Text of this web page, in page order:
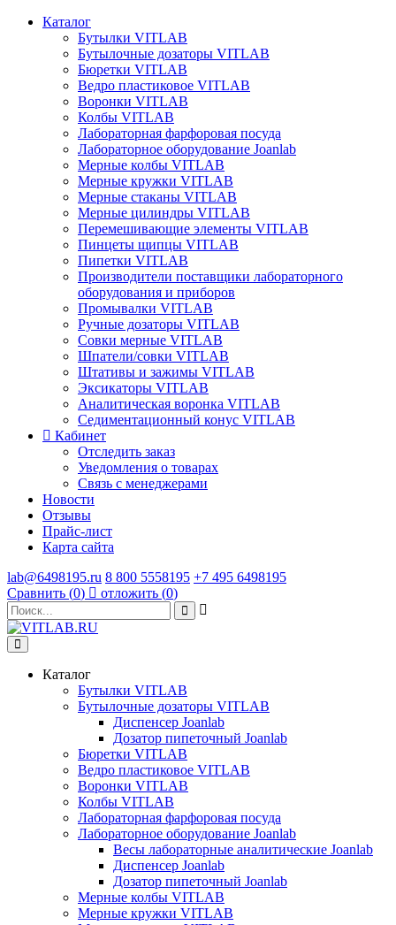
Каталог
Бутылки VITLAB
Бутылочные дозаторы VITLAB
Бюретки VITLAB
Ведро пластиковое VITLAB
Воронки VITLAB
Колбы VITLAB
Лабораторная фарфоровая посуда
Лабораторное оборудование Joanlab
Мерные колбы VITLAB
Мерные кружки VITLAB
Мерные стаканы VITLAB
Мерные цилиндры VITLAB
Перемешивающие элементы VITLAB
Пинцеты щипцы VITLAB
Пипетки VITLAB
Производители поставщики лабораторного
оборудования и приборов
Промывалки VITLAB
Ручные дозаторы VITLAB
Совки мерные VITLAB
Шпатели/совки VITLAB
Штативы и зажимы VITLAB
Эксикаторы VITLAB
Аналитическая воронка VITLAB
Седиментационный конус VITLAB
Кабинет
Отследить заказ
Уведомления о товарах
Связь с менеджерами
Новости
Отзывы
Прайс-лист
Карта сайта
lab@6498195.ru 8 800 5558195 +7 495 6498195
Сравнить (0) отложить (0)
Каталог
Бутылки VITLAB
Бутылочные дозаторы VITLAB
Диспенсер Joanlab
Дозатор пипеточный Joanlab
Бюретки VITLAB
Ведро пластиковое VITLAB
Воронки VITLAB
Колбы VITLAB
Лабораторная фарфоровая посуда
Лабораторное оборудование Joanlab
Весы лабораторные аналитические Joanlab
Диспенсер Joanlab
Дозатор пипеточный Joanlab
Мерные колбы VITLAB
Мерные кружки VITLAB